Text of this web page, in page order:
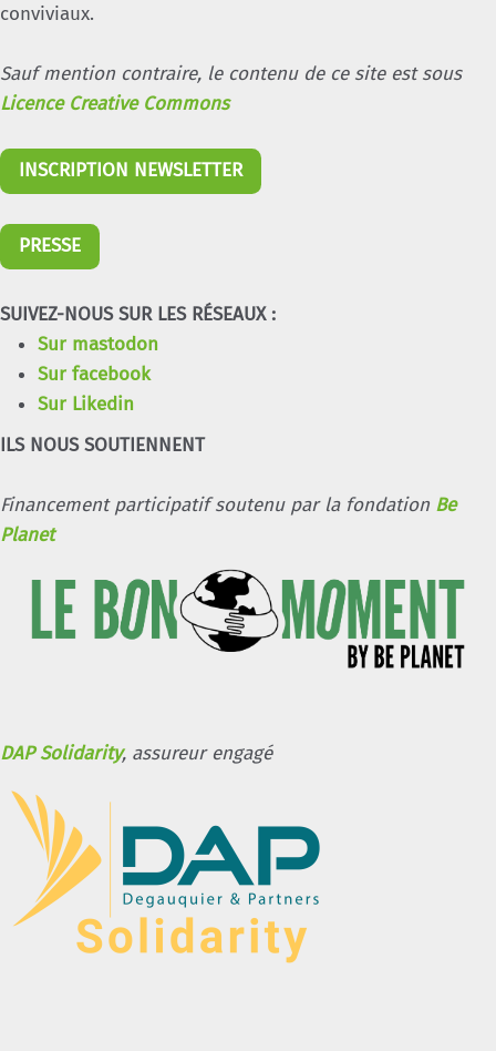
conviviaux.
Sauf mention contraire, le contenu de ce site est sous
Licence Creative Commons
INSCRIPTION NEWSLETTER
PRESSE
SUIVEZ-NOUS SUR LES RÉSEAUX :
Sur mastodon
Sur facebook
Sur Likedin
ILS NOUS SOUTIENNENT
Financement participatif soutenu par la fondation Be
Planet
DAP Solidarity, assureur engagé